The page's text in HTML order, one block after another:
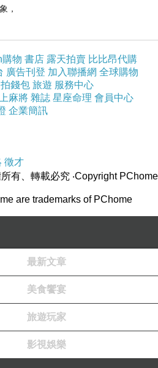
，
購物 書店 露天拍賣 比比昂代購
廣告刊登 加入聯播網 全球購物
錢包 旅遊 服務中心
麻將 雜誌 星座命理 會員中心
企業簡訊
徵才
所有、轉載必究 ‧Copyright PChome
are trademarks of PChome
最新文章
美食饗宴
旅遊玩家
影視娛樂